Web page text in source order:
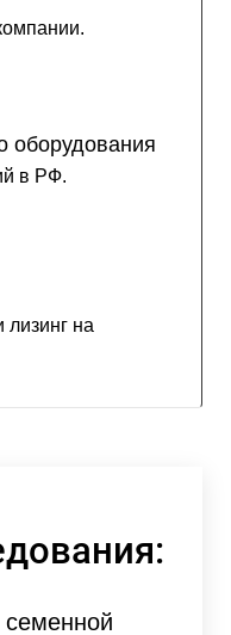
оборудования
в РФ.
лизинг на
семенной